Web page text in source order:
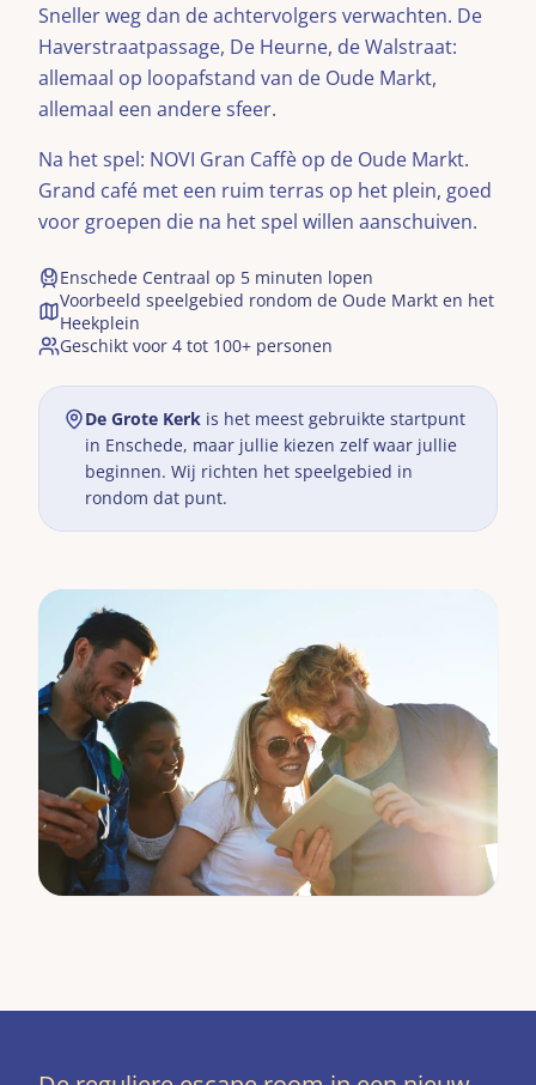
Sneller weg dan de achtervolgers verwachten. De
Haverstraatpassage, De Heurne, de Walstraat:
allemaal op loopafstand van de Oude Markt,
allemaal een andere sfeer.
Na het spel: NOVI Gran Caffè op de Oude Markt.
Grand café met een ruim terras op het plein, goed
voor groepen die na het spel willen aanschuiven.
Enschede Centraal op 5 minuten lopen
Voorbeeld speelgebied rondom de Oude Markt en het
Heekplein
Geschikt voor 4 tot 100+ personen
De Grote Kerk is het meest gebruikte startpunt
in Enschede, maar jullie kiezen zelf waar jullie
beginnen. Wij richten het speelgebied in
rondom dat punt.